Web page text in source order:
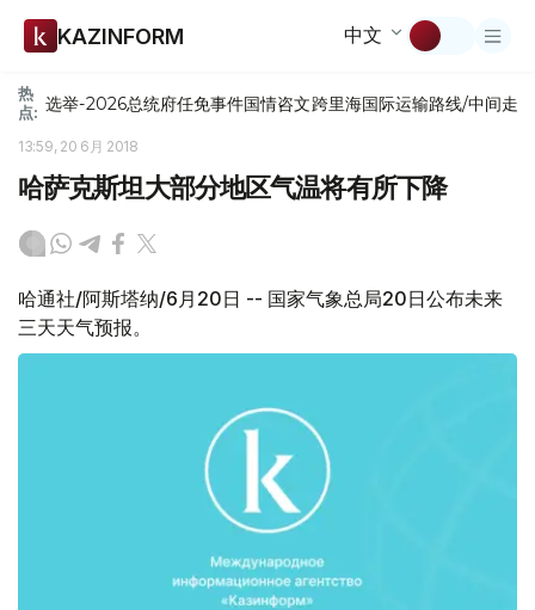
KAZINFORM 中文
热
点: 选举-2026总统府任免事件国情咨文跨里海国际运输路线/中间走廊
13:59, 20 6月 2018
哈萨克斯坦大部分地区气温将有所下降
哈通社/阿斯塔纳/6月20日 -- 国家气象总局20日公布未来
三天天气预报。